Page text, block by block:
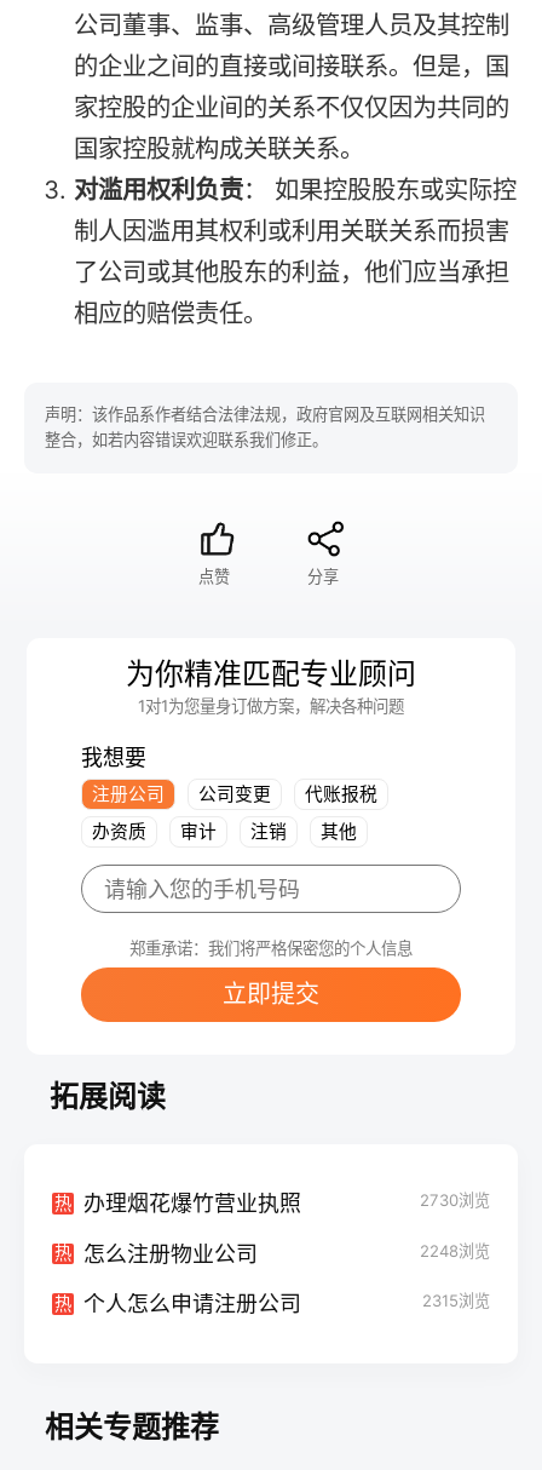
公司董事、监事、高级管理人员及其控制
的企业之间的直接或间接联系。但是，国
家控股的企业间的关系不仅仅因为共同的
国家控股就构成关联关系。
对滥用权利负责： 如果控股股东或实际控
制人因滥用其权利或利用关联关系而损害
了公司或其他股东的利益，他们应当承担
相应的赔偿责任。
声明：该作品系作者结合法律法规，政府官网及互联网相关知识
整合，如若内容错误欢迎联系我们修正。
点赞 分享
为你精准匹配专业顾问
1对1为您量身订做方案，解决各种问题
我想要
注册公司 公司变更
代账报税
办资质
审计 注销 其他
郑重承诺：我们将严格保密您的个人信息
立即提交
拓展阅读
热 办理烟花爆竹营业执照 2730浏览
热 怎么注册物业公司 2248浏览
热 个人怎么申请注册公司 2315浏览
相关专题推荐